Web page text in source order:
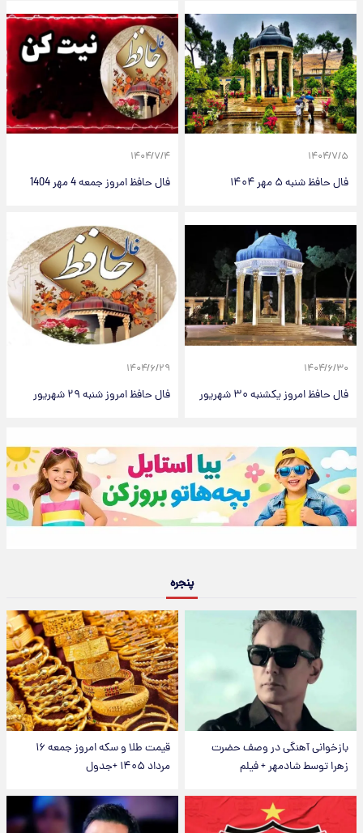
۱۴۰۴/۷/۵
فال حافظ شنبه ۵ مهر ۱۴۰۴
۱۴۰۴/۷/۴
فال حافظ امروز جمعه 4 مهر 1404
۱۴۰۴/۶/۳۰
فال حافظ امروز یکشنبه ۳۰ شهریور
۱۴۰۴/۶/۲۹
فال حافظ امروز شنبه ۲۹ شهریور
پنجره
بازخوانی آهنگی در وصف حضرت
زهرا توسط شادمهر + فیلم
قیمت طلا و سکه امروز جمعه ۱۶
مرداد ۱۴۰۵ +جدول